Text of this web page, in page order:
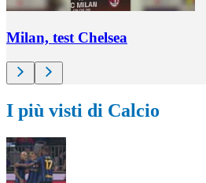
Milan, test Chelsea
I più visti di Calcio